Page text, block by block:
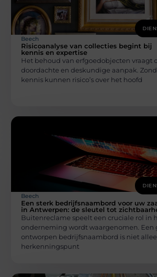
Beech
Risicoanalyse van collecties begint bij
kennis en expertise
Het behoud van erfgoedobjecten vraagt
doordachte en deskundige aanpak.
kennis kunnen risico’s over het hoofd
Beech
Een sterk bedrijfsnaambord voor uw
in Antwerpen: de sleutel tot
Buitenreclame speelt een cruciale rol in
onderneming wordt waargenomen. Een
ontworpen bedrijfsnaambord is niet
herkenningspunt